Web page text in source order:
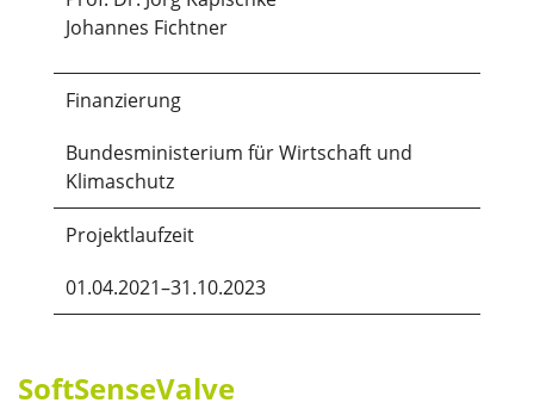
Johannes Fichtner
Finanzierung
Bundesministerium für Wirtschaft und
Klimaschutz
Projektlaufzeit
01.04.2021–31.10.2023
SoftSenseValve